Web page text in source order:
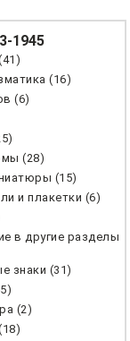
1945
(16)
(6)
(28)
(15)
и плакетки (6)
в другие разделы
знаки (31)
(2)